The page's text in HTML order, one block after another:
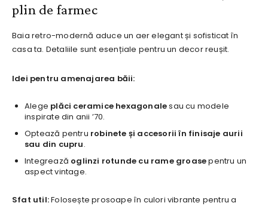
plin de farmec
Baia retro-modernă aduce un aer elegant și sofisticat în
casa ta. Detaliile sunt esențiale pentru un decor reușit.
Idei pentru amenajarea băii:
Alege plăci ceramice hexagonalesau cu modele
inspirate din anii ’70.
Optează pentru robinete și accesorii în finisaje aurii
sau din cupru.
Integrează oglinzi rotunde cu rame groasepentru un
aspect vintage.
Sfat util:Folosește prosoape în culori vibrante pentru a